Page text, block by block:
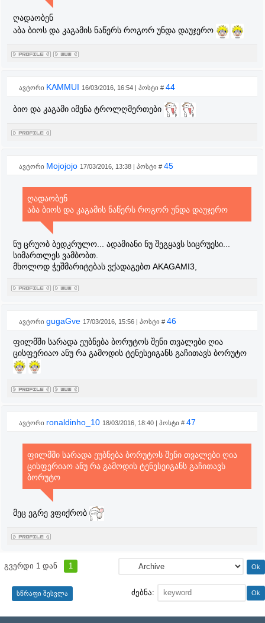
ღადაობენ
აბა ბიოს და კაგამის ნაწერს როგორ უნდა დაუჯერო
ავტორი KAMMUI 16/03/2016, 16:54 | პოსტი # 44
ბიო და კაგამი იმენა ტროლღმერთები
ავტორი Mojojojo 17/03/2016, 13:38 | პოსტი # 45
ღადაობენ
აბა ბიოს და კაგამის ნაწერს როგორ უნდა დაუჯერო
ნუ ცრუობ ბედკრულო... ადამიანი ნუ შეგყავს სიცრუესი...
სიმართლეს ვამბობთ.
მხოლოდ ჭეშმარიტებას ვქადაგებთ AKAGAMI3,
ავტორი gugaGve 17/03/2016, 15:56 | პოსტი # 46
ფილმში სარადა ეუბნება ბორუტოს შენი თვალები ღია
ცისფერიაო ანუ რა გამოდის ტენესეიგანს გაჩითავს ბორუტო
ავტორი ronaldinho_10 18/03/2016, 18:40 | პოსტი # 47
ფილმში სარადა ეუბნება ბორუტოს შენი თვალები ღია
ცისფერიაო ანუ რა გამოდის ტენესეიგანს გაჩითავს
ბორუტო
მეც ეგრე ვფიქრობ
გვერდი 1 დან 1
ძებნა: